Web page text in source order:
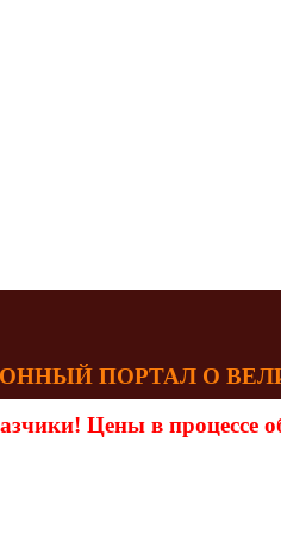
ПОРТАЛ О
Цены в процессе